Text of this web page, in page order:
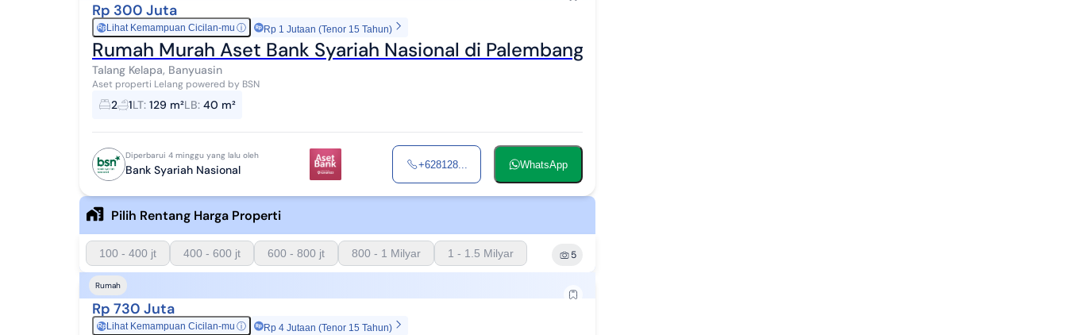
Rp 300 Juta
RpLihat Kemampuan Cicilan-mu ⓘ Rp 1 Jutaan (Tenor 15 Tahun)
Rumah Murah Aset Bank Syariah Nasional di Palembang, Talang Kelapa, Kabupaten Banyuasin
Talang Kelapa, Banyuasin
Aset properti Lelang powered by BSN
2 1LT: 129 m²LB: 40 m²
Diperbarui 4 minggu yang lalu oleh
Bank Syariah Nasional +628128... WhatsApp
Pilih Rentang Harga Properti
100 - 400 jt 400 - 600 jt 600 - 800 jt 800 - 1 Milyar 1 - 1.5 Milyar 5
Rumah
Rp 730 Juta
RpLihat Kemampuan Cicilan-mu ⓘ Rp 4 Jutaan (Tenor 15 Tahun)